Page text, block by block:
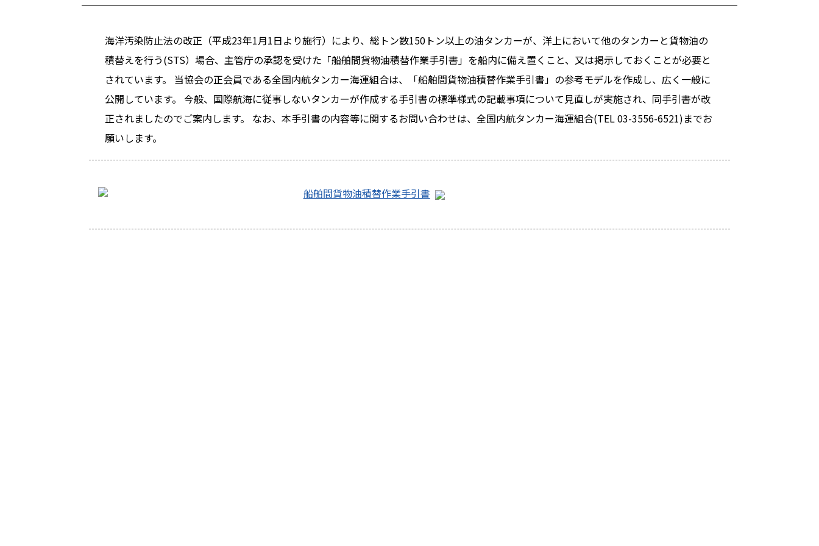
海洋汚染防止法の改正（平成23年1月1日より施行）により、総トン数150トン以上の油タンカーが、洋上において他のタンカーと貨物油の
積替えを行う(STS）場合、主管庁の承認を受けた「船舶間貨物油積替作業手引書」を船内に備え置くこと、又は掲示しておくことが必要と
されています。 当協会の正会員である全国内航タンカー海運組合は、「船舶間貨物油積替作業手引書」の参考モデルを作成し、広く一般に
公開しています。 今般、国際航海に従事しないタンカーが作成する手引書の標準様式の記載事項について見直しが実施され、同手引書が改
正されましたのでご案内します。 なお、本手引書の内容等に関するお問い合わせは、全国内航タンカー海運組合(TEL 03-3556-6521)までお
願いします。
船舶間貨物油積替作業手引書